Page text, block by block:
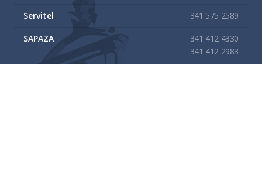
Servitel 341 575 2589
SAPAZA
341 412 4330
341 412 2983